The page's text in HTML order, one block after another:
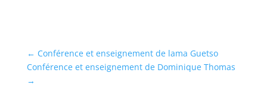
← Conférence et enseignement de lama Guetso
Conférence et enseignement de Dominique Thomas
→